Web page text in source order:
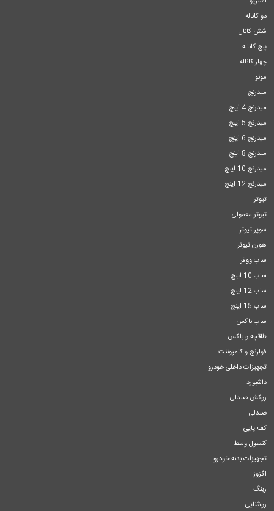
دو کاناله
شش کانال
پنج کاناله
چهار کاناله
مونو
میدرنج
میدرنج 4 اینچ
میدرنج 5 اینچ
میدرنج 6 اینچ
میدرنج 8 اینچ
میدرنج 10 اینچ
میدرنج 12 اینچ
تیوتر
تیوتر معمولی
سوپر تیوتر
هورن تیوتر
ساب ووفر
ساب 10 اینچ
ساب 12 اینچ
ساب 15 اینچ
ساب باکس
طاقچه و باکس
فولرنج و کامپوننت
تجهیزات داخلی خودرو
داشبورد
روکش صندلی
صندلی
کف پایی
کنسول وسط
تجهیزات بدنه خودرو
اگزوز
رینگ
روشنایی